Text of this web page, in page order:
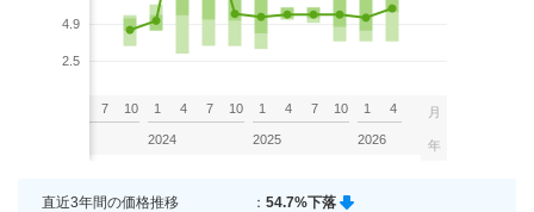
4.9
2.5
7 10 1 4 7 10
2024
1 4 7 10
2025
1 4
2026
月
年
直近3年間の価格推移 ： 54.7%下落